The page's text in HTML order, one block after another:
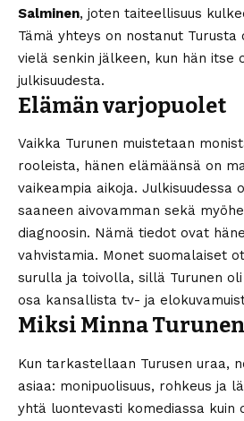
Salminen, joten taiteellisuus
Tämä yhteys on nostanut Turusta
vielä senkin jälkeen, kun hän itse
julkisuudesta.
Elämän varjopuolet
Vaikka Turunen muistetaan
rooleista, hänen elämäänsä on
vaikeampia aikoja. Julkisuudessa
saaneen aivovamman sekä
diagnoosin. Nämä tiedot ovat
vahvistamia. Monet suomalaiset
surulla ja toivolla, sillä Turunen
osa kansallista tv- ja
Miksi Minna
Kun tarkastellaan Turusen uraa,
asiaa: monipuolisuus, rohkeus ja
yhtä luontevasti komediassa kuin